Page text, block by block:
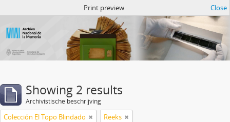
Print preview Close
Showing 2 results
Archivistische beschrijving
Colección El Topo Blindado Reeks